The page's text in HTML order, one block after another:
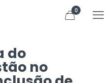
0
do
no